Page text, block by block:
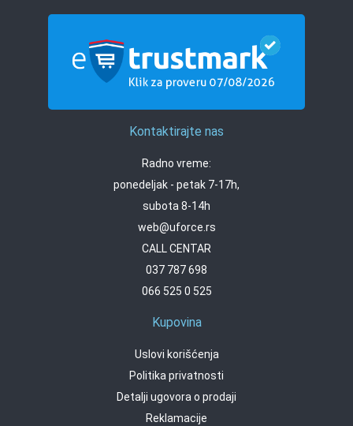
Kontaktirajte nas
Radno vreme:
ponedeljak - petak 7-17h,
subota 8-14h
web@uforce.rs
CALL CENTAR
037 787 698
066 525 0 525
Kupovina
Uslovi korišćenja
Politika privatnosti
Detalji ugovora o prodaji
Reklamacije